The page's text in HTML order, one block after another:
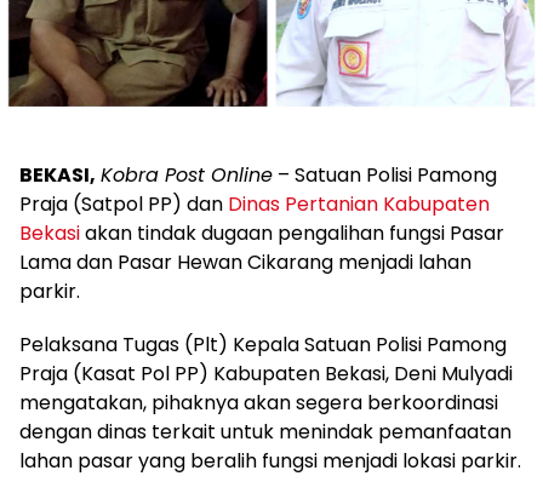
BEKASI, Kobra Post Online – Satuan Polisi Pamong
Praja (Satpol PP) dan Dinas Pertanian Kabupaten
Bekasiakan tindak dugaan pengalihan fungsi Pasar
Lama dan Pasar Hewan Cikarang menjadi lahan
parkir.
Pelaksana Tugas (Plt) Kepala Satuan Polisi Pamong
Praja (Kasat Pol PP) Kabupaten Bekasi, Deni Mulyadi
mengatakan, pihaknya akan segera berkoordinasi
dengan dinas terkait untuk menindak pemanfaatan
lahan pasar yang beralih fungsi menjadi lokasi parkir.